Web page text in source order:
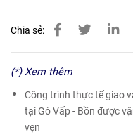
Chia sẻ:
(*) Xem thêm
Công trình thực tế giao
tại Gò Vấp - Bồn được
vẹn